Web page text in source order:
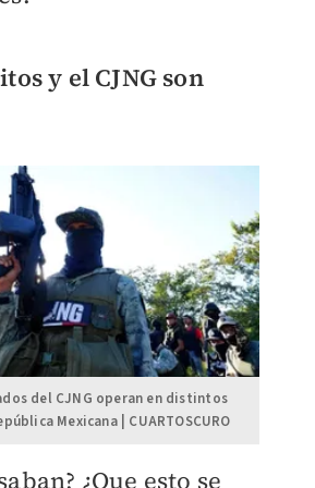
y el CJNG son
del CJNG operan en distintos
Mexicana | CUARTOSCURO
¿Que esto se